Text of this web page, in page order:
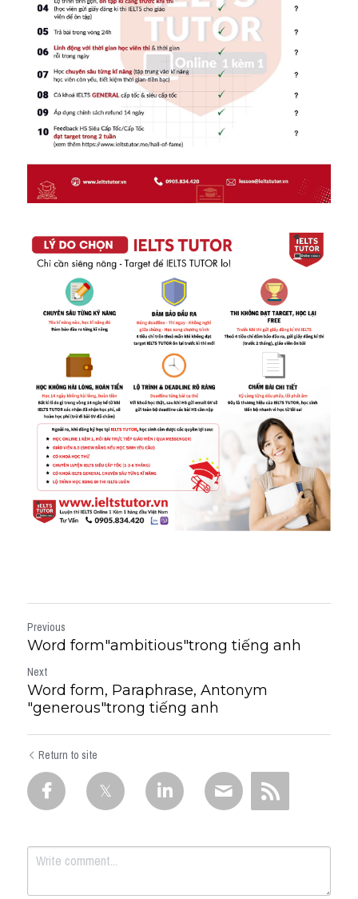
Previous
Word form"ambitious"trong tiếng anh
Next
Word form, Paraphrase, Antonym
"generous"trong tiếng anh
Return to site